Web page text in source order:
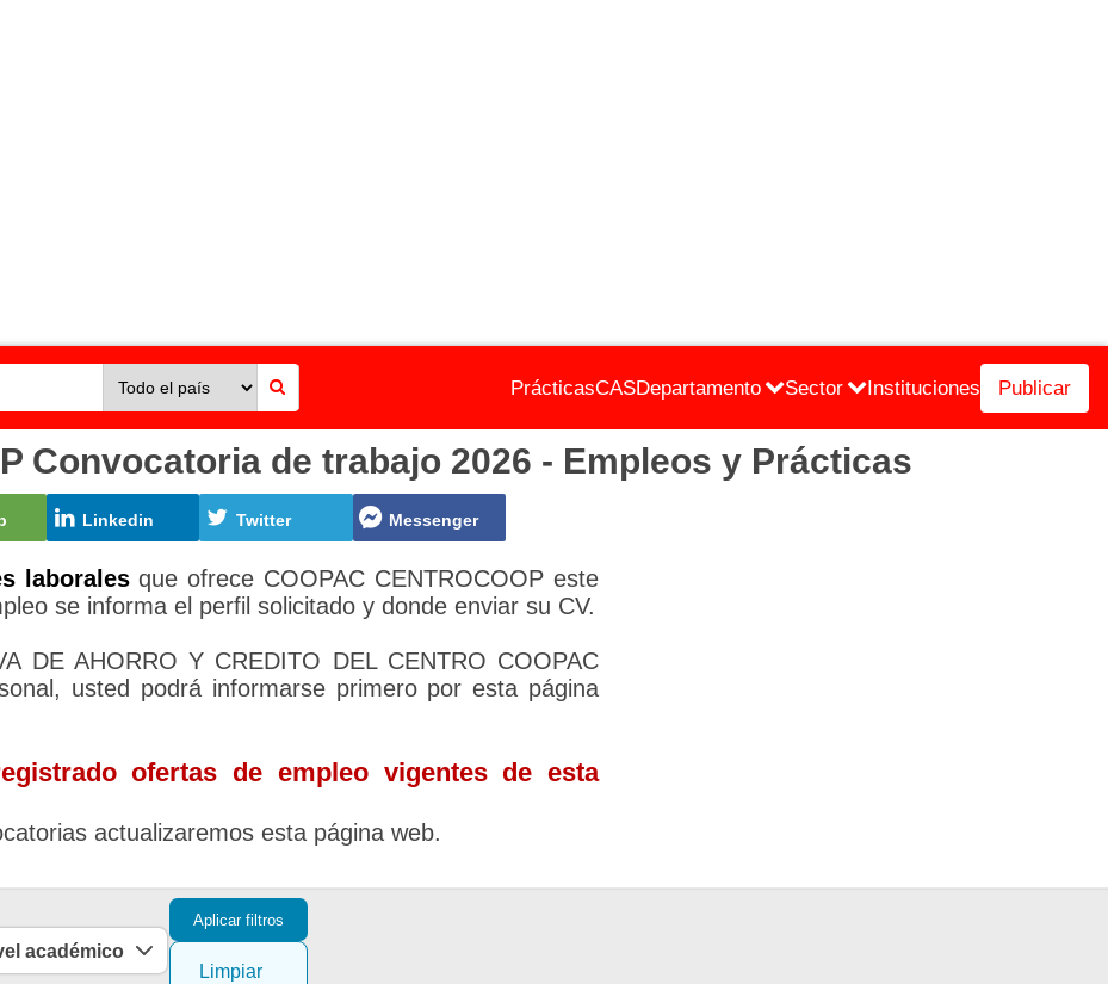
PrácticasCASDepartamento Sector Instituciones Publicar
Convocatoria de trabajo 2026 - Empleos y Prácticas
Linkedin Twitter Messenger
laboralesque ofrece COOPAC CENTROCOOP este
se informa el perfil solicitado y donde enviar su CV.
DE AHORRO Y CREDITO DEL CENTRO COOPAC
usted podrá informarse primero por esta página
ofertas de empleo vigentes de esta
actualizaremos esta página web.
académico
Aplicar filtros
Limpiar